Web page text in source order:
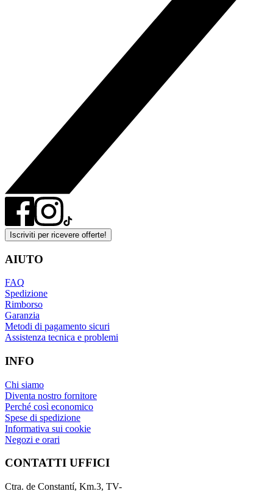
Iscriviti per ricevere offerte!
AIUTO
FAQ
Spedizione
Rimborso
Garanzia
Metodi di pagamento sicuri
Assistenza tecnica e problemi
INFO
Chi siamo
Diventa nostro fornitore
Perché così economico
Spese di spedizione
Informativa sui cookie
Negozi e orari
CONTATTI UFFICI
Ctra. de Constantí, Km.3, TV-